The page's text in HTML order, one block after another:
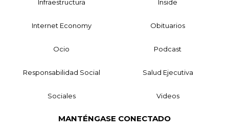
Infraestructura Inside
Internet Economy Obituarios
Ocio Podcast
Responsabilidad Social Salud Ejecutiva
Sociales Videos
MANTÉNGASE CONECTADO